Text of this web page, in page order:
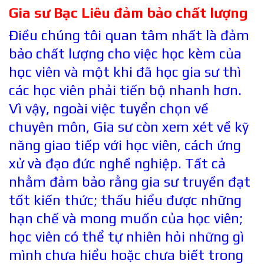
Gia sư Bạc Liêu đảm bảo chất lượng
Điều chúng tôi quan tâm nhất là đảm
bảo chất lượng cho việc học kèm của
học viên và một khi đã học gia sư thì
các học viên phải tiến bộ nhanh hơn.
Vì vậy, ngoài việc tuyển chọn về
chuyên môn, Gia sư còn xem xét về kỹ
năng giao tiếp với học viên, cách ứng
xử và đạo đức nghề nghiệp. Tất cả
nhằm đảm bảo rằng gia sư truyền đạt
tốt kiến thức; thấu hiểu được những
hạn chế và mong muốn của học viên;
học viên có thể tự nhiên hỏi những gì
mình chưa hiểu hoặc chưa biết trong